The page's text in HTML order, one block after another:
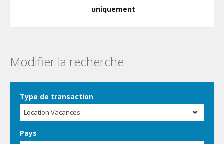
uniquement
Modifier la recherche
Type de transaction
Location Vacances
Pays